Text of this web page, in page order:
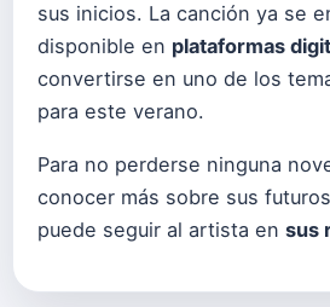
sus inicios. La canción ya se
disponible en plataformas
convertirse en uno de los
para este verano.
Para no perderse ninguna
conocer más sobre sus
puede seguir al artista en sus